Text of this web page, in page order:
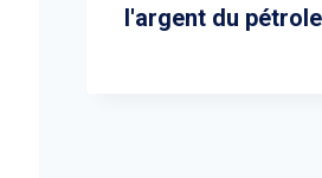
l'argent du